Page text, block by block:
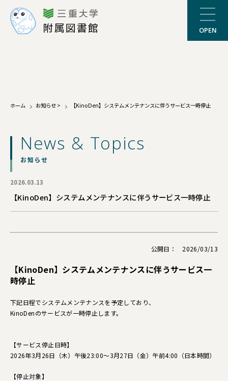
附属図書館 OPEN
ホーム お知らせ > 【KinoDen】システムメンテナンスに伴うサービス一時停止
News & Topics
お知らせ
2026.03.13
【KinoDen】システムメンテナンスに伴うサービス一時停止
公開日： 2026/03/13
【KinoDen】システムメンテナンスに伴うサービス一
時停止
下記日程でシステムメンテナンスを予定しており、
KinoDenのサービスが一時停止します。
【サービス停止日時】
2026年3月26日（木）午後23:00～3月27日（金）午前4:00（日本時間）
【停止対象】